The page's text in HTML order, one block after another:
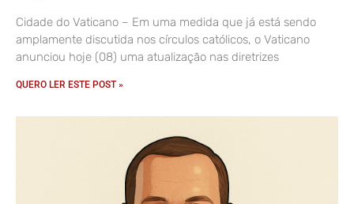
Cidade do Vaticano – Em uma medida que já está sendo
amplamente discutida nos círculos católicos, o Vaticano
anunciou hoje (08) uma atualização nas diretrizes
QUERO LER ESTE POST »